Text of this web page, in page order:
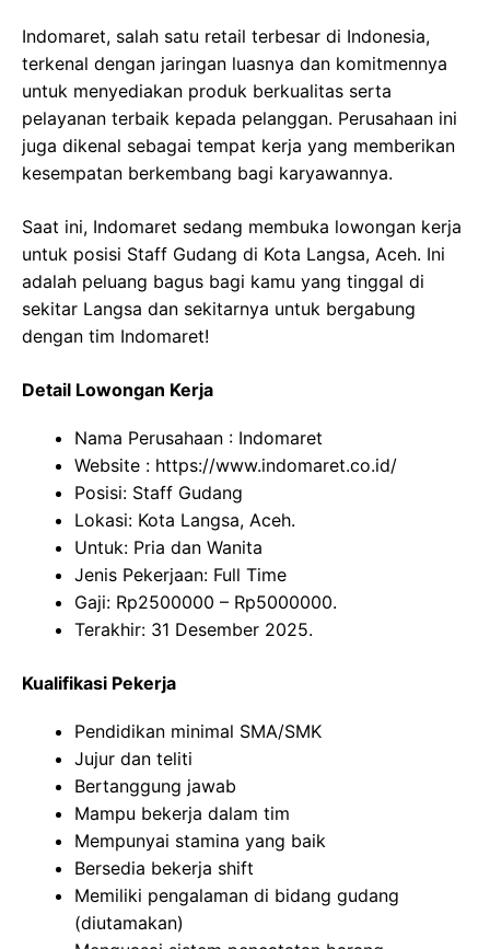
Indomaret, salah satu retail terbesar di Indonesia,
terkenal dengan jaringan luasnya dan komitmennya
untuk menyediakan produk berkualitas serta
pelayanan terbaik kepada pelanggan. Perusahaan ini
juga dikenal sebagai tempat kerja yang memberikan
kesempatan berkembang bagi karyawannya.
Saat ini, Indomaret sedang membuka lowongan kerja
untuk posisi Staff Gudang di Kota Langsa, Aceh. Ini
adalah peluang bagus bagi kamu yang tinggal di
sekitar Langsa dan sekitarnya untuk bergabung
dengan tim Indomaret!
Detail Lowongan Kerja
Nama Perusahaan : Indomaret
Website : https://www.indomaret.co.id/
Posisi: Staff Gudang
Lokasi: Kota Langsa, Aceh.
Untuk: Pria dan Wanita
Jenis Pekerjaan: Full Time
Gaji: Rp2500000 – Rp5000000.
Terakhir: 31 Desember 2025.
Kualifikasi Pekerja
Pendidikan minimal SMA/SMK
Jujur dan teliti
Bertanggung jawab
Mampu bekerja dalam tim
Mempunyai stamina yang baik
Bersedia bekerja shift
Memiliki pengalaman di bidang gudang
(diutamakan)